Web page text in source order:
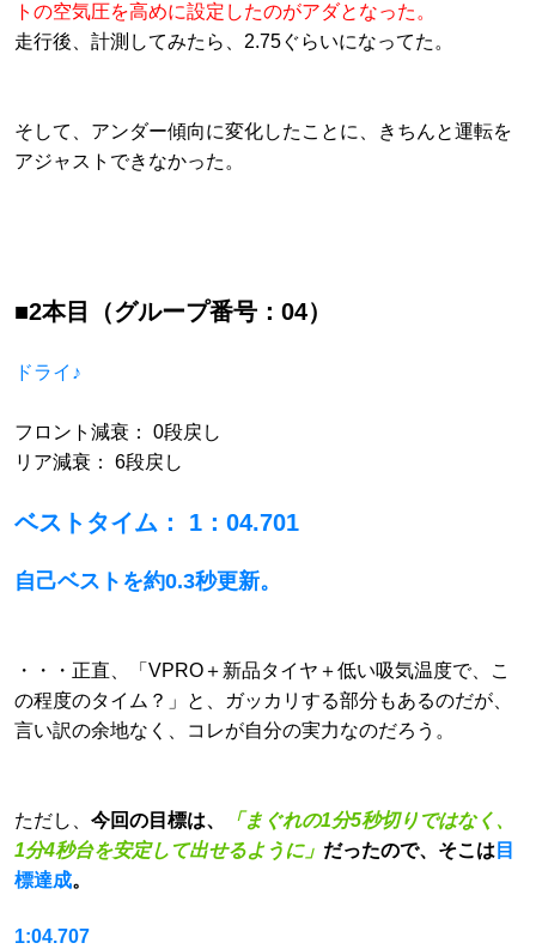
トの空気圧を高めに設定したのがアダとなった。
走行後、計測してみたら、2.75ぐらいになってた。
そして、アンダー傾向に変化したことに、きちんと運転を
アジャストできなかった。
■2本目（グループ番号：04）
ドライ♪
フロント減衰： 0段戻し
リア減衰： 6段戻し
ベストタイム： 1：04.701
自己ベストを約0.3秒更新。
・・・正直、「VPRO＋新品タイヤ＋低い吸気温度で、こ
の程度のタイム？」と、ガッカリする部分もあるのだが、
言い訳の余地なく、コレが自分の実力なのだろう。
ただし、 今回の目標は、
「まぐれの1分5秒切りではなく、
1分4秒台を安定して出せるように」 だったので、そこは 目
標達成。
1:04.707